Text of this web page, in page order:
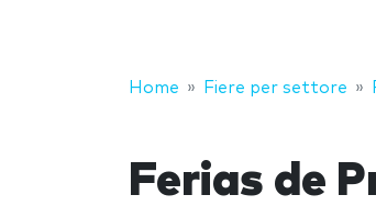
Home Fiere per settore
Ferias de